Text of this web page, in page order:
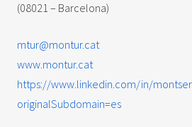
(08021 – Barcelona)
mtur@montur.cat
www.montur.cat
https://www.linkedin.com/in/
originalSubdomain=es